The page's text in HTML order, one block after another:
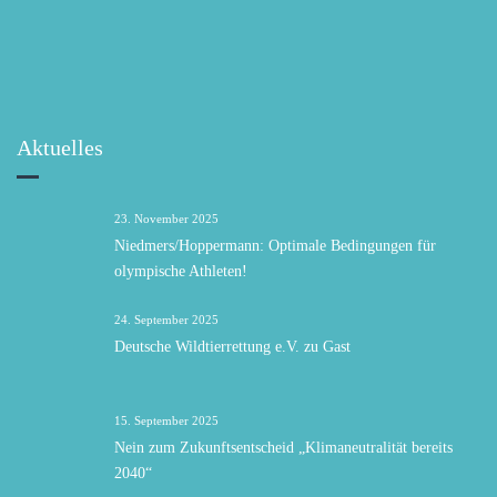
Aktuelles
23. November 2025
Niedmers/Hoppermann: Optimale Bedingungen für
olympische Athleten!
24. September 2025
Deutsche Wildtierrettung e.V. zu Gast
15. September 2025
Nein zum Zukunftsentscheid „Klimaneutralität bereits
2040“